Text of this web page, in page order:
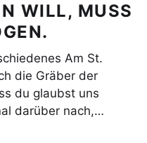
WILL, MUSS
Am St.
die Gräber der
du glaubst uns
darüber nach,…